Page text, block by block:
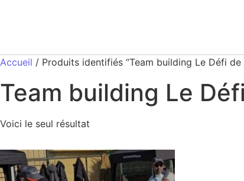
Accueil / Produits identifiés “Team building Le Défi de
Team building Le
Voici le seul résultat